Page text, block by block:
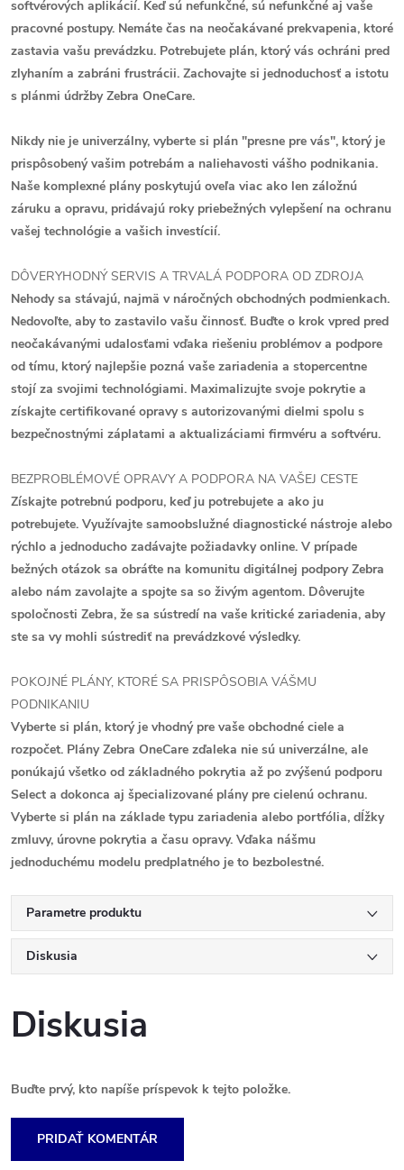
softvérových aplikácií. Keď sú nefunkčné, sú nefunkčné aj vaše
pracovné postupy. Nemáte čas na neočakávané prekvapenia, ktoré
zastavia vašu prevádzku. Potrebujete plán, ktorý vás ochráni pred
zlyhaním a zabráni frustrácii. Zachovajte si jednoduchosť a istotu
s plánmi údržby Zebra OneCare.
Nikdy nie je univerzálny, vyberte si plán "presne pre vás", ktorý je
prispôsobený vašim potrebám a naliehavosti vášho podnikania.
Naše komplexné plány poskytujú oveľa viac ako len záložnú
záruku a opravu, pridávajú roky priebežných vylepšení na ochranu
vašej technológie a vašich investícií.
DÔVERYHODNÝ SERVIS A TRVALÁ PODPORA OD ZDROJA
Nehody sa stávajú, najmä v náročných obchodných podmienkach.
Nedovoľte, aby to zastavilo vašu činnosť. Buďte o krok vpred pred
neočakávanými udalosťami vďaka riešeniu problémov a podpore
od tímu, ktorý najlepšie pozná vaše zariadenia a stopercentne
stojí za svojimi technológiami. Maximalizujte svoje pokrytie a
získajte certifikované opravy s autorizovanými dielmi spolu s
bezpečnostnými záplatami a aktualizáciami firmvéru a softvéru.
BEZPROBLÉMOVÉ OPRAVY A PODPORA NA VAŠEJ CESTE
Získajte potrebnú podporu, keď ju potrebujete a ako ju
potrebujete. Využívajte samoobslužné diagnostické nástroje alebo
rýchlo a jednoducho zadávajte požiadavky online. V prípade
bežných otázok sa obráťte na komunitu digitálnej podpory Zebra
alebo nám zavolajte a spojte sa so živým agentom. Dôverujte
spoločnosti Zebra, že sa sústredí na vaše kritické zariadenia, aby
ste sa vy mohli sústrediť na prevádzkové výsledky.
POKOJNÉ PLÁNY, KTORÉ SA PRISPÔSOBIA VÁŠMU
PODNIKANIU
Vyberte si plán, ktorý je vhodný pre vaše obchodné ciele a
rozpočet. Plány Zebra OneCare zďaleka nie sú univerzálne, ale
ponúkajú všetko od základného pokrytia až po zvýšenú podporu
Select a dokonca aj špecializované plány pre cielenú ochranu.
Vyberte si plán na základe typu zariadenia alebo portfólia, dĺžky
zmluvy, úrovne pokrytia a času opravy. Vďaka nášmu
jednoduchému modelu predplatného je to bezbolestné.
Parametre produktu
Diskusia
Diskusia
Buďte prvý, kto napíše príspevok k tejto položke.
PRIDAŤ KOMENTÁR